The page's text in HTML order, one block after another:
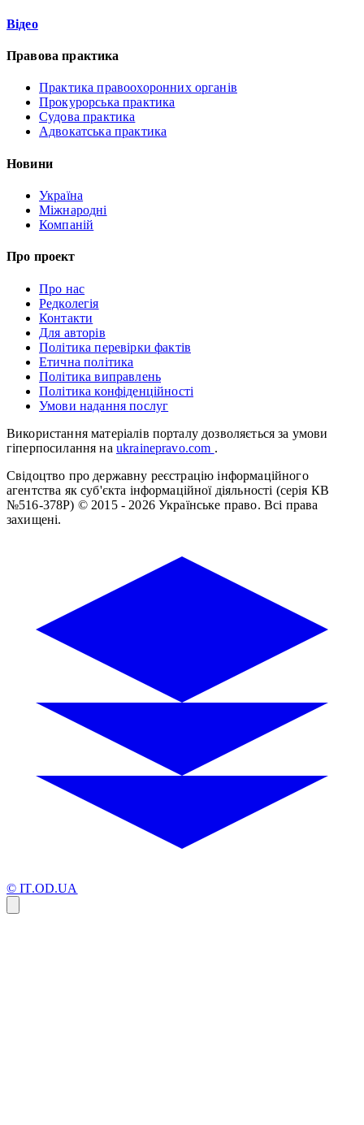
Відео
Правова практика
Практика правоохоронних органів
Прокурорська практика
Судова практика
Адвокатська практика
Новини
Україна
Міжнародні
Компаній
Про проект
Про нас
Редколегія
Контакти
Для авторів
Політика перевірки фактів
Етична політика
Політика виправлень
Політика конфіденційності
Умови надання послуг
Використання матеріалів порталу дозволяється за умови
гіперпосилання на ukrainepravo.com .
Свідоцтво про державну реєстрацію інформаційного
агентства як суб'єкта інформаційної діяльності (серія КВ
№516-378Р) © 2015 - 2026 Українське право. Всі права
захищені.
© IT.OD.UA